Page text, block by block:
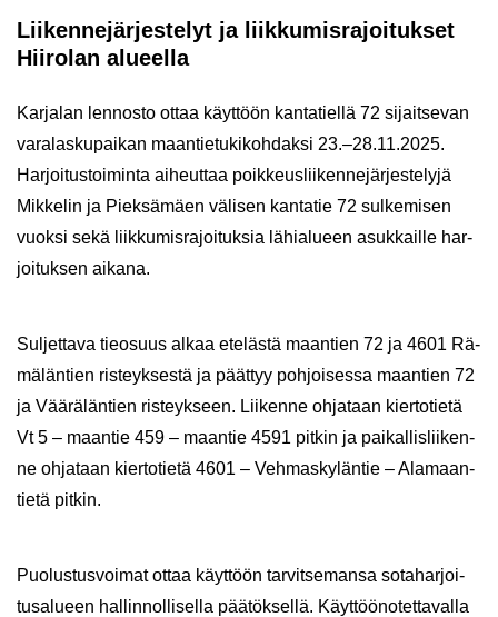
Lii­ken­ne­jär­jes­te­lyt ja liik­ku­mis­ra­joi­tuk­set
Hii­ro­lan alu­eel­la
Kar­ja­lan len­nos­to ottaa käyt­töön kan­ta­tiel­lä 72 si­jait­se­van
va­ra­las­ku­pai­kan maan­tie­tu­ki­koh­dak­si 23.‒28.11.2025.
Har­joi­tus­toi­min­ta ai­heut­taa poik­keus­lii­ken­ne­jär­jes­te­ly­jä
Mik­ke­lin ja Piek­sä­mäen vä­li­sen kan­ta­tie 72 sul­ke­mi­sen
vuok­si sekä liik­ku­mis­ra­joi­tuk­sia lä­hia­lu­een asuk­kail­le har­
joi­tuk­sen ai­ka­na.
Sul­jet­ta­va tie­o­suus alkaa ete­läs­tä maan­tien 72 ja 4601 Rä­
mä­län­tien ris­teyk­ses­tä ja päät­tyy poh­joi­ses­sa maan­tien 72
ja Vää­rä­län­tien ris­teyk­seen. Lii­ken­ne oh­ja­taan kier­to­tie­tä
Vt 5 – maan­tie 459 – maan­tie 4591 pit­kin ja pai­kal­lis­lii­ken­
ne oh­ja­taan kier­to­tie­tä 4601 – Veh­mas­ky­län­tie – Ala­maan­
tie­tä pit­kin.
Puo­lus­tus­voi­mat ottaa käyt­töön tar­vit­se­man­sa so­ta­har­joi­
tusa­lu­een hal­lin­nol­li­sel­la pää­tök­sel­lä. Käyt­töö­no­tet­ta­val­la